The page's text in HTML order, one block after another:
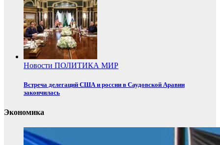
Новости ПОЛИТИКА МИР
Встреча делегаций США и россии в Саудовской Аравии
закончилась
Экономика